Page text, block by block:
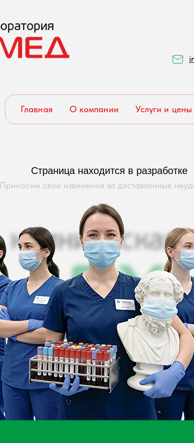
Главная О компании Услуги и цены
Страница находится в разработке
Приносим свои извинения за доставленные